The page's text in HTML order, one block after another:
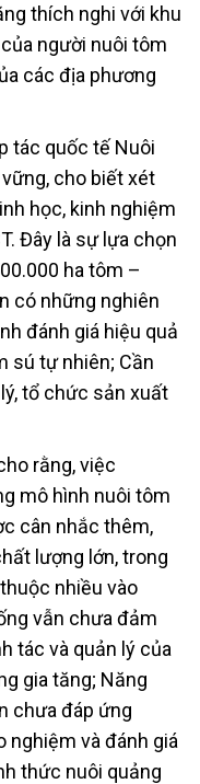
thích nghi với khu
người nuôi tôm
các địa phương
tác quốc tế Nuôi
cho biết xét
học, kinh nghiệm
Đây là sự lựa chọn
ha tôm –
có những nghiên
đánh giá hiệu quả
sú tự nhiên; Cần
tổ chức sản xuất
rằng, việc
mô hình nuôi tôm
cân nhắc thêm,
lượng lớn, trong
nhiều vào
vẫn chưa đảm
tác và quản lý của
gia tăng; Năng
chưa đáp ứng
nghiệm và đánh giá
thức nuôi quảng